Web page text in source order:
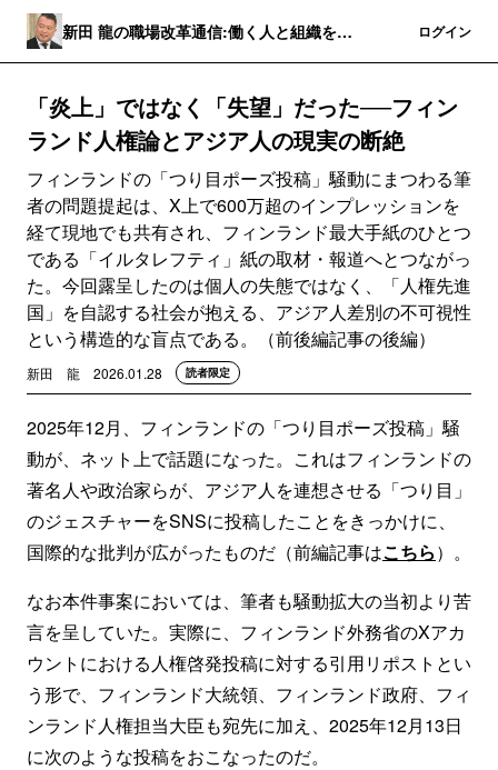
新田 龍の職場改革通信:働く人と組織を守
ログイン
「炎上」ではなく「失望」だった──フィン
ランド人権論とアジア人の現実の断絶
フィンランドの「つり目ポーズ投稿」騒動にまつわる筆
者の問題提起は、X上で600万超のインプレッションを
経て現地でも共有され、フィンランド最大手紙のひとつ
である「イルタレフティ」紙の取材・報道へとつながっ
た。今回露呈したのは個人の失態ではなく、「人権先進
国」を自認する社会が抱える、アジア人差別の不可視性
という構造的な盲点である。（前後編記事の後編）
新田 龍 2026.01.28 読者限定
2025年12月、フィンランドの「つり目ポーズ投稿」騒
動が、ネット上で話題になった。これはフィンランドの
著名人や政治家らが、アジア人を連想させる「つり目」
のジェスチャーをSNSに投稿したことをきっかけに、
国際的な批判が広がったものだ（前編記事はこちら）。
なお本件事案においては、筆者も騒動拡大の当初より苦
言を呈していた。実際に、フィンランド外務省のXアカ
ウントにおける人権啓発投稿に対する引用リポストとい
う形で、フィンランド大統領、フィンランド政府、フィ
ンランド人権担当大臣も宛先に加え、2025年12月13日
に次のような投稿をおこなったのだ。